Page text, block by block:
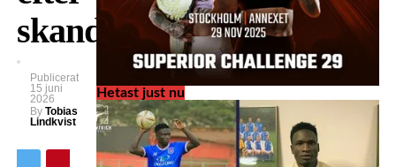
skandalryktet
Publicerat
15 juni
2026
By Tobias
Lindkvist
Hetast just nu